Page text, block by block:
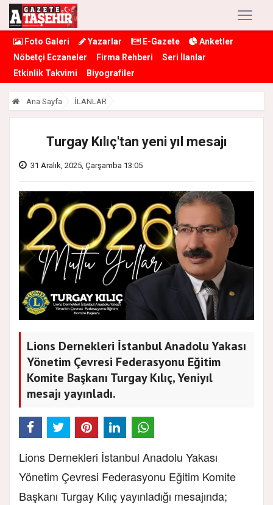
Foto Galeri Yazarlar E-Gazete
Anketler
Nöbetçi Eczaneler
Firma Rehberi
Seri İlanlar
Etkinlik Takvimi
Biyografiler
Ana Sayfa İLANLAR
Turgay Kılıç'tan yeni yıl mesajı
31 Aralık, 2025, Çarşamba 13:05
Lions Dernekleri İstanbul Anadolu Yakası
Yönetim Çevresi Federasyonu Eğitim
Komite Başkanı Turgay Kılıç, Yeniyıl
mesajı yayınladı.
Lions Dernekleri İstanbul Anadolu Yakası
Yönetim Çevresi Federasyonu Eğitim Komite
Başkanı Turgay Kılıç yayınladığı mesajında;